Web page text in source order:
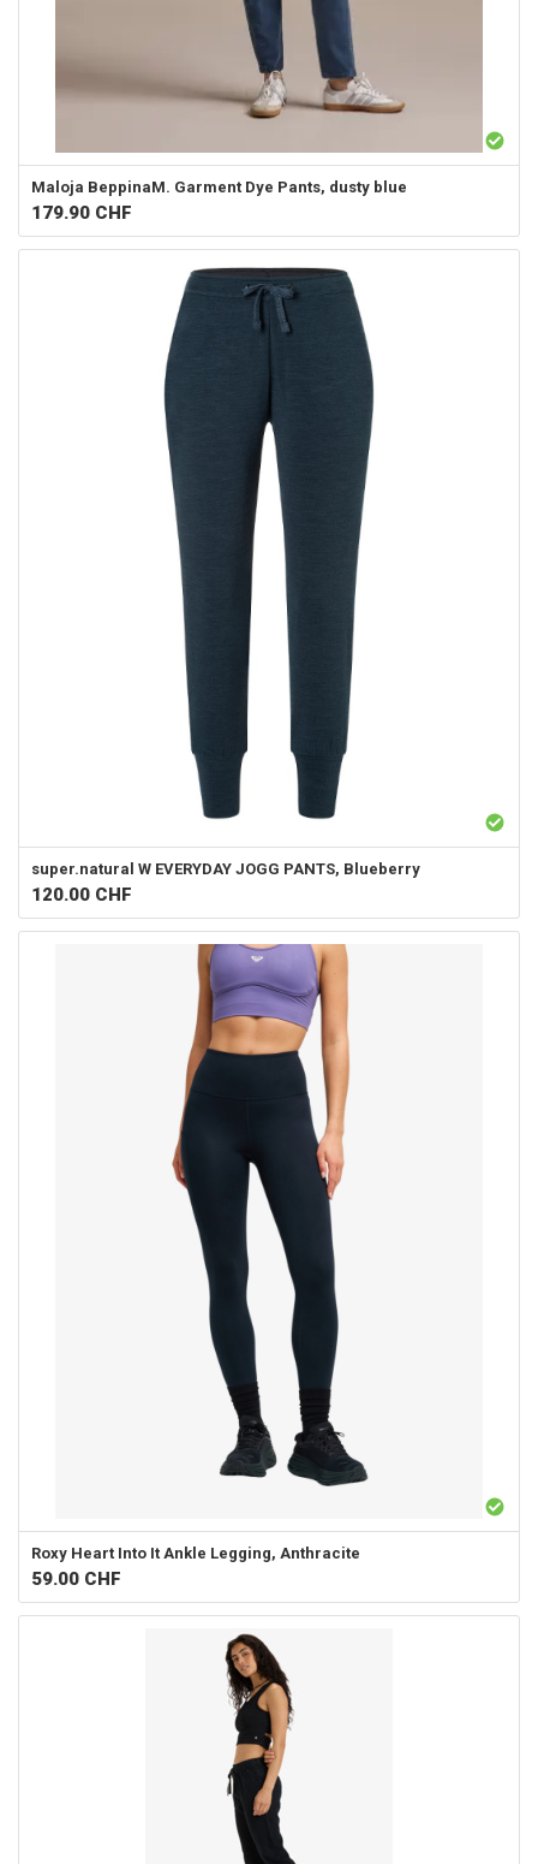
Maloja BeppinaM. Garment Dye Pants, dusty blue
179.90 CHF
super.natural W EVERYDAY JOGG PANTS, Blueberry
120.00 CHF
Roxy Heart Into It Ankle Legging, Anthracite
59.00 CHF